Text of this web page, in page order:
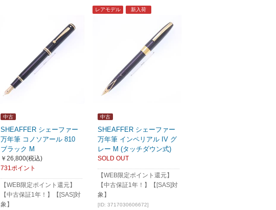
中古
SHEAFFER シェーファー
万年筆 コノソアール 810
ブラック M
￥26,800(税込)
731ポイント
【WEB限定ポイント還元】
【中古保証1年！】【[SAS]対
象】
中古
レアモデル 新入荷
SHEAFFER シェーファー
万年筆 インペリアル IV グ
レー M (タッチダウン式)
SOLD OUT
【WEB限定ポイント還元】
【中古保証1年！】【[SAS]対
象】
[ID: 3717030606672]